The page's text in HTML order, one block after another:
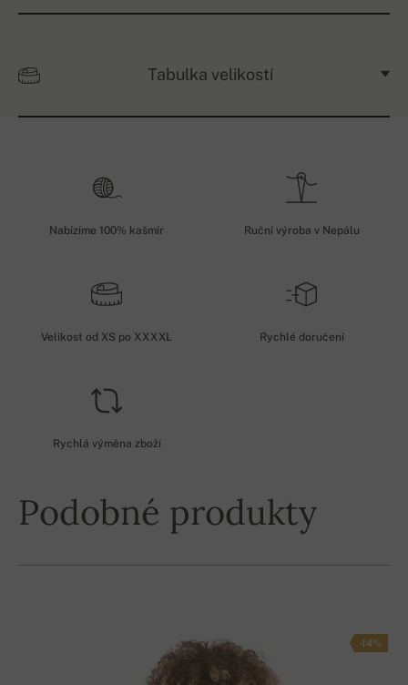
Tabulka velikostí
Nabízíme 100% kašmír Ruční výroba v Nepálu
Velikost od XS po XXXXL Rychlé doručení
Rychlá výměna zboží
Podobné produkty
-14%